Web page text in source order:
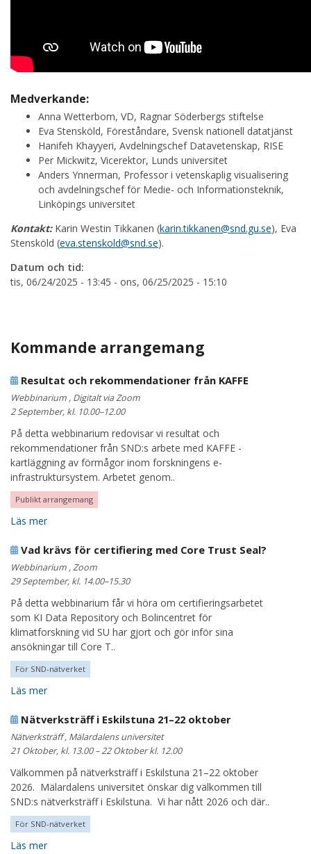
Medverkande:
Anna Wetterbom, VD, Ragnar Söderbergs stiftelse
Eva Stensköld, Föreståndare, Svensk nationell datatjänst
Hanifeh Khayyeri, Avdelningschef Datavetenskap, RISE
Per Mickwitz, Vicerektor, Lunds universitet
Anders Ynnerman, Professor i vetenskaplig visualisering
och avdelningschef för Medie- och Informationsteknik,
Linköpings universitet
Kontakt:Karin Westin Tikkanen (karin.tikkanen@snd.gu.se), Eva
Stensköld (eva.stenskold@snd.se).
Datum och tid:
tis, 06/24/2025 - 13:45 - ons, 06/25/2025 - 15:10
Kommande arrangemang
Resultat och rekommendationer från KAFFE
Webbinarium , Digitalt via Zoom
2 September, kl. 10.00–12.00
På detta webbinarium redovisar vi resultat och
rekommendationer från SND:s arbete med KAFFE -
kartläggning av förmågor inom forskningens e-
infrastruktursystem. Arbetet genom..
Publikt arrangemang
Läs mer
Vad krävs för certifiering med Core Trust Seal?
Webbinarium , Zoom
29 September, kl. 14.00–15.30
På detta webbinarium får vi höra om certifieringsarbetet
som KI Data Repository och Bolincentret för
klimatforskning vid SU har gjort och gör inför sina
ansökningar till Core T..
För SND-nätverket
Läs mer
Nätverksträff i Eskilstuna 21–22 oktober
Nätverksträff , Mälardalens universitet
21 Oktober, kl. 13.00 – 22 Oktober kl. 12.00
Välkommen på nätverksträff i Eskilstuna 21–22 oktober
2026. Mälardalens universitet önskar dig välkommen till
SND:s nätverksträff i Eskilstuna. Vi har nått 2026 och där..
För SND-nätverket
Läs mer